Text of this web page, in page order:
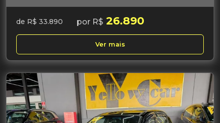
de R$ 33.890 por R$ 26.890
Ver mais